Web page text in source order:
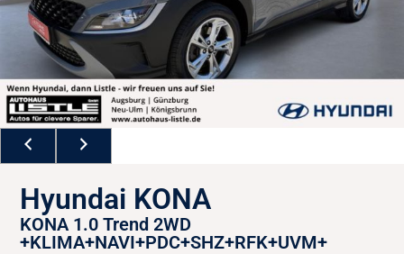
Hyundai KONA
KONA 1.0 Trend 2WD
+KLIMA+NAVI+PDC+SHZ+RFK+UVM+